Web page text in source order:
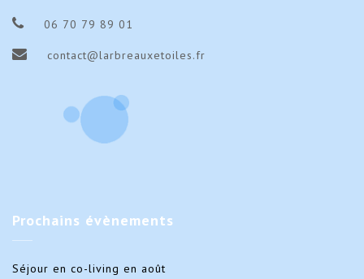
06 70 79 89 01
contact@larbreauxetoiles.fr
Prochains évènements
Séjour en co-living en août